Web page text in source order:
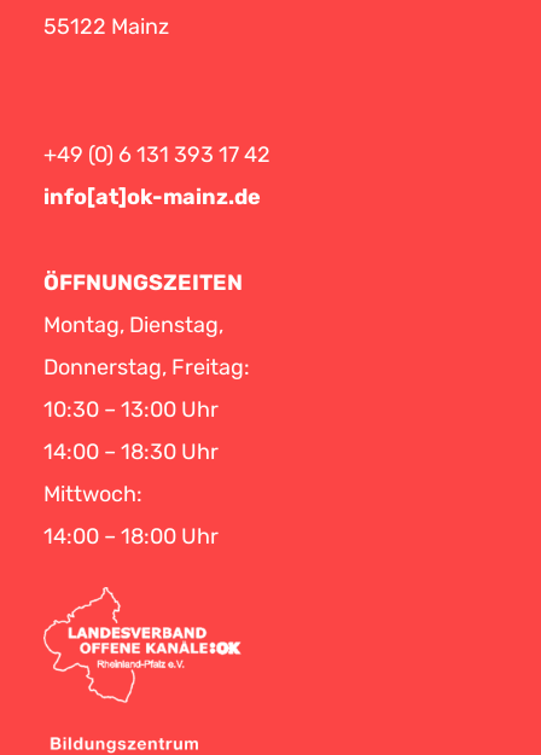
55122 Mainz
+49 (0) 6 131 393 17 42
info[at]ok-mainz.de
ÖFFNUNGSZEITEN
Montag, Dienstag,
Donnerstag, Freitag:
10:30 – 13:00 Uhr
14:00 – 18:30 Uhr
Mittwoch:
14:00 – 18:00 Uhr